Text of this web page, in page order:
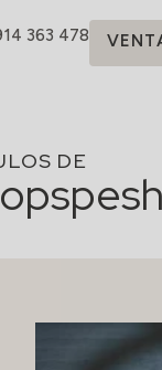
363 478
DE